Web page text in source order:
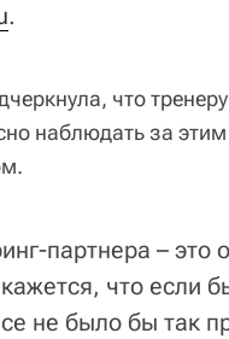
.
что
наблюдать за этим
партнера – это
что если
не было бы так